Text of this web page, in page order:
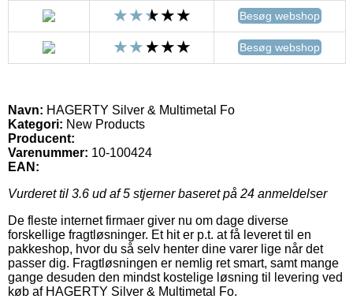
Besøg webshop
Besøg webshop
Navn: HAGERTY Silver & Multimetal Fo
Kategori: New Products
Producent:
Varenummer: 10-100424
EAN:
Vurderet til 3.6 ud af 5 stjerner baseret på 24 anmeldelser
De fleste internet firmaer giver nu om dage diverse
forskellige fragtløsninger. Et hit er p.t. at få leveret til en
pakkeshop, hvor du så selv henter dine varer lige når det
passer dig. Fragtløsningen er nemlig ret smart, samt mange
gange desuden den mindst kostelige løsning til levering ved
køb af HAGERTY Silver & Multimetal Fo.